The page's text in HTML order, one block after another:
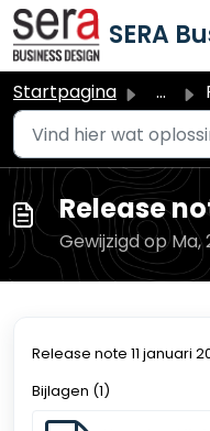
Doorgaan naar
Startpagina ...
Release
Gewijzigd op Ma,
Release note 11 januari
Bijlagen (1)